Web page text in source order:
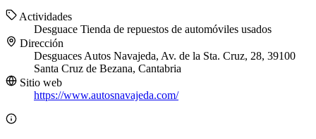
Actividades
Desguace Tienda de repuestos de automóviles usados
Dirección
Desguaces Autos Navajeda, Av. de la Sta. Cruz, 28, 39100
Santa Cruz de Bezana, Cantabria
Sitio web
https://www.autosnavajeda.com/